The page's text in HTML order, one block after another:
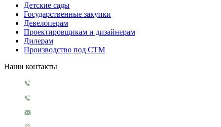
Детские сады
Государственные закупки
Девелоперам
Проектировщикам и дизайнерам
Дилерам
Производство под СТМ
Наши контакты